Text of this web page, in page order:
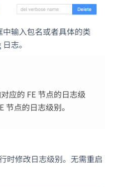
输入包名或者具体的类
志。
应的 FE 节点的日志级
节点的日志级别。
时修改日志级别。无需重启